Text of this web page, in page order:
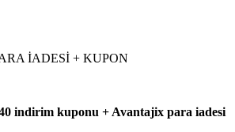
İADESİ + KUPON
indirim kuponu + Avantajix para iadesi